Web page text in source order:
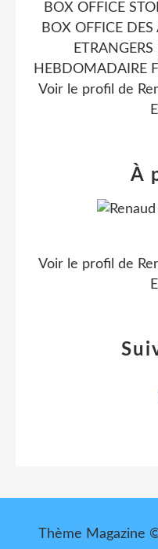
BOX OFFICE
BOX OFFICE DES
HEBDOMADAIRE
Voir le profil de
À
Voir le profil de
Thème Magazine